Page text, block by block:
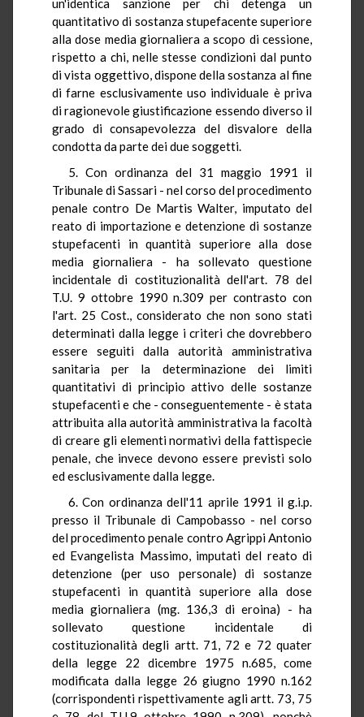
un'identica sanzione per chi detenga un
quantitativo di sostanza stupefacente superiore
alla dose media giornaliera a scopo di cessione,
rispetto a chi, nelle stesse condizioni dal punto
di vista oggettivo, dispone della sostanza al fine
di farne esclusivamente uso individuale è priva
di ragionevole giustificazione essendo diverso il
grado di consapevolezza del disvalore della
condotta da parte dei due soggetti.
5. Con ordinanza del 31 maggio 1991 il
Tribunale di Sassari - nel corso del procedimento
penale contro De Martis Walter, imputato del
reato di importazione e detenzione di sostanze
stupefacenti in quantità superiore alla dose
media giornaliera - ha sollevato questione
incidentale di costituzionalità dell'art. 78 del
T.U. 9 ottobre 1990 n.309 per contrasto con
l'art. 25 Cost., considerato che non sono stati
determinati dalla legge i criteri che dovrebbero
essere seguiti dalla autorità amministrativa
sanitaria per la determinazione dei limiti
quantitativi di principio attivo delle sostanze
stupefacenti e che - conseguentemente - è stata
attribuita alla autorità amministrativa la facoltà
di creare gli elementi normativi della fattispecie
penale, che invece devono essere previsti solo
ed esclusivamente dalla legge.
6. Con ordinanza dell'11 aprile 1991 il g.i.p.
presso il Tribunale di Campobasso - nel corso
del procedimento penale contro Agrippi Antonio
ed Evangelista Massimo, imputati del reato di
detenzione (per uso personale) di sostanze
stupefacenti in quantità superiore alla dose
media giornaliera (mg. 136,3 di eroina) - ha
sollevato questione incidentale di
costituzionalità degli artt. 71, 72 e 72 quater
della legge 22 dicembre 1975 n.685, come
modificata dalla legge 26 giugno 1990 n.162
(corrispondenti rispettivamente agli artt. 73, 75